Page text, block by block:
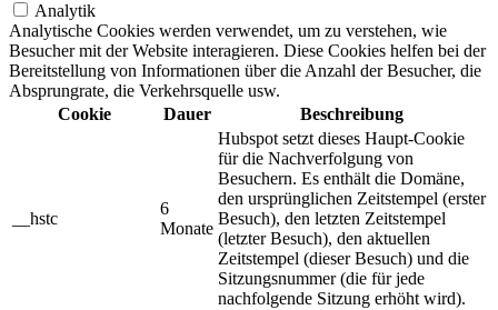
Analytik
Analytische Cookies werden verwendet, um zu verstehen, wie
Besucher mit der Website interagieren. Diese Cookies helfen bei der
Bereitstellung von Informationen über die Anzahl der Besucher, die
Absprungrate, die Verkehrsquelle usw.
Cookie
Dauer Beschreibung
__hstc
6
Monate
Hubspot setzt dieses Haupt-Cookie
für die Nachverfolgung von
Besuchern. Es enthält die Domäne,
den ursprünglichen Zeitstempel (erster
Besuch), den letzten Zeitstempel
(letzter Besuch), den aktuellen
Zeitstempel (dieser Besuch) und die
Sitzungsnummer (die für jede
nachfolgende Sitzung erhöht wird).